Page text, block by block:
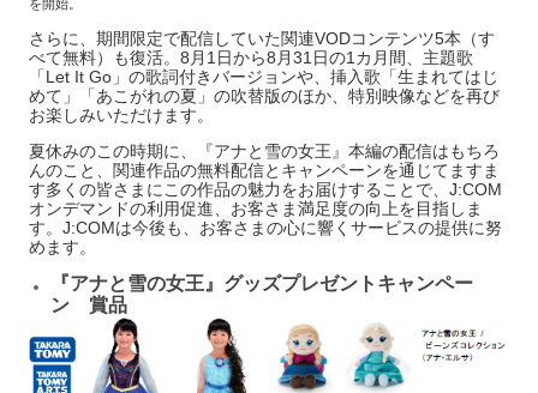
を開始。
さらに、期間限定で配信していた関連VODコンテンツ5本（す
べて無料）も復活。8月1日から8月31日の1カ月間、主題歌
「Let It Go」の歌詞付きバージョンや、挿入歌「生まれてはじ
めて」「あこがれの夏」の吹替版のほか、特別映像などを再び
お楽しみいただけます。
夏休みのこの時期に、『アナと雪の女王』本編の配信はもちろ
んのこと、関連作品の無料配信とキャンペーンを通じてますま
す多くの皆さまにこの作品の魅力をお届けすることで、J:COM
オンデマンドの利用促進、お客さま満足度の向上を目指しま
す。J:COMは今後も、お客さまの心に響くサービスの提供に努
めます。
『アナと雪の女王』グッズプレゼントキャンペー
ン 賞品